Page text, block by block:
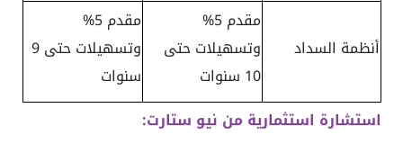
أنظمة السداد
مقدم 5%
وتسهيلات حتى
10 سنوات
مقدم 5%
وتسهيلات حتى 9
سنوات
استشارة استثمارية من نيو ستارت: